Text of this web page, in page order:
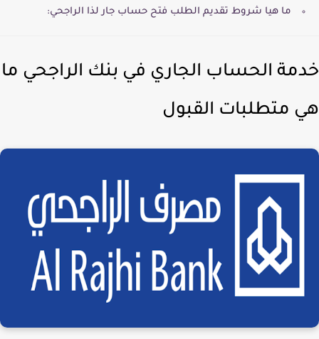
ما هيا شروط تقديم الطلب فتح حساب جار لذا الراجحي:
الحساب الجاري في بنك الراجحي ما
متطلبات القبول